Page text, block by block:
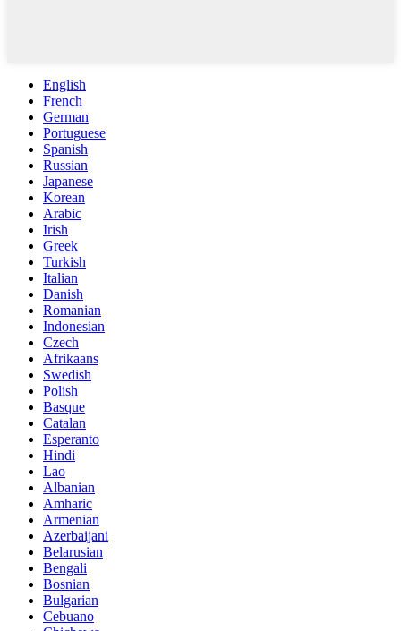
English
French
German
Portuguese
Spanish
Russian
Japanese
Korean
Arabic
Irish
Greek
Turkish
Italian
Danish
Romanian
Indonesian
Czech
Afrikaans
Swedish
Polish
Basque
Catalan
Esperanto
Hindi
Lao
Albanian
Amharic
Armenian
Azerbaijani
Belarusian
Bengali
Bosnian
Bulgarian
Cebuano